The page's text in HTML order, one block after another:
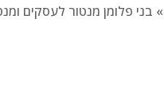
» בני פלומן מנטור לעסקים